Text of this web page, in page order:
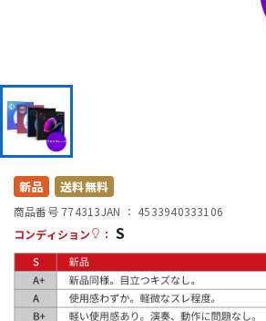
中古
新品 送料無料
商品番号 774313JAN ： 4533940333106
コンディション
： S